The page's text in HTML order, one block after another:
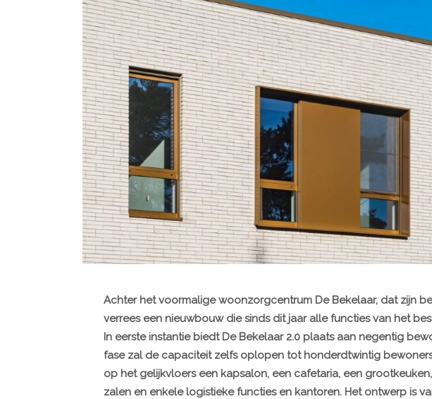
Achter het voormalige woonzorgcentrum De Bekelaar, dat zijn
verrees een nieuwbouw die sinds dit jaar alle functies van het
In eerste instantie biedt De Bekelaar 2.0 plaats aan negentig
fase zal de capaciteit zelfs oplopen tot honderdtwintig
op het gelijkvloers een kapsalon, een cafetaria, een
zalen en enkele logistieke functies en kantoren. Het ontwerp is